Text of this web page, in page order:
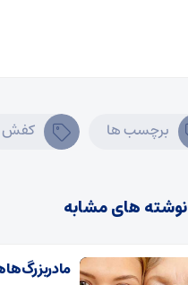
برچسب ها کفش
نوشته های مشابه